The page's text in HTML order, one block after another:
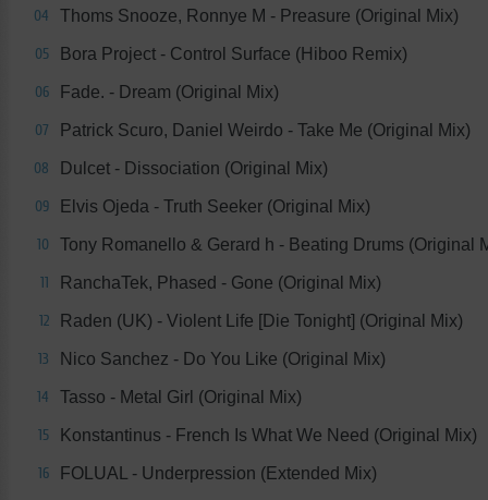
04 Thoms Snooze, Ronnye M - Preasure (Original Mix)
05 Bora Project - Control Surface (Hiboo Remix)
06 Fade. - Dream (Original Mix)
07 Patrick Scuro, Daniel Weirdo - Take Me (Original Mix)
08 Dulcet - Dissociation (Original Mix)
09 Elvis Ojeda - Truth Seeker (Original Mix)
10 Tony Romanello & Gerard h - Beating Drums (Original
11 RanchaTek, Phased - Gone (Original Mix)
12 Raden (UK) - Violent Life [Die Tonight] (Original Mix)
13 Nico Sanchez - Do You Like (Original Mix)
14 Tasso - Metal Girl (Original Mix)
15 Konstantinus - French Is What We Need (Original Mix)
16 FOLUAL - Underpression (Extended Mix)